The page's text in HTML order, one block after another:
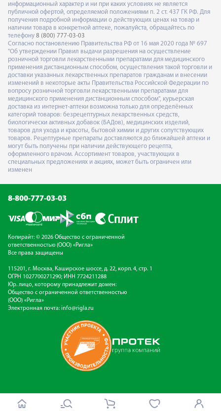
информационный характер и ни при каких условиях не является
публичной офертой, определяемой положениями п. 2 ст. 437 ГК РФ. Для
получения подробной информации о действующих ценах на товар и
наличии товара в конкретной аптеке, пожалуйста, обращайтесь по
телефону 8 (800) 777-03-03
Согласно постановлению Правительства РФ от 16 мая 2020 года № 697
"Об утверждении Правил выдачи разрешения на осуществление
розничной торговли лекарственными препаратами для медицинского
применения дистанционным способом, осуществления такой торговли и
доставки указанных лекарственных препаратов гражданам и внесении
изменений в некоторые акты Правительства Российской Федерации по
вопросу розничной торговли лекарственными препаратами для
медицинского применения дистанционным способом", курьерская
доставка из интернет-аптеки возможна только для определённых
категорий товаров: безрецептурных лекарственных средств,
биологически активных добавок (БАДов), медицинских изделий,
товаров для ухода и красоты, бытовой химии и других сопутствующих
товаров. Рецептурные препараты доставляются до ближайшей аптеки и
могут быть получены при наличии действующего рецепта,
оформленного врачом. Ассортимент товаров, участвующих в
специальных предложениях и акциях, может быть ограничен или
изменен
8-800-777-03-03
Копирайт: © 2026 Общество с ограниченной
ответственностью (ООО) «Ригла»
Все права защищены
115201, г. Москва, Каширское шоссе, д. 22, корп. 4, стр. 1
ОГРН 1027700271290; ИНН 7724211288
Юр. лицо, которому принадлежит домен:
Общество с ограниченной ответственностью
(ООО) «Ригла»
Электронная почта: info@rigla.ru